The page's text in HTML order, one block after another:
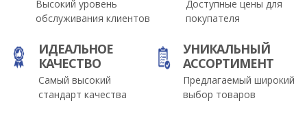
Высокий уровень
обслуживания клиентов
Доступные цены для
покупателя
ИДЕАЛЬНОЕ
КАЧЕСТВО
Самый высокий
стандарт качества
УНИКАЛЬНЫЙ
АССОРТИМЕНТ
Предлагаемый широкий
выбор товаров